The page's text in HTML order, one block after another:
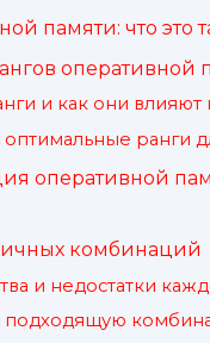
памяти: что это
оперативной
и как они
оптимальные ранги
оперативной
комбинаций
и недостатки
подходящую